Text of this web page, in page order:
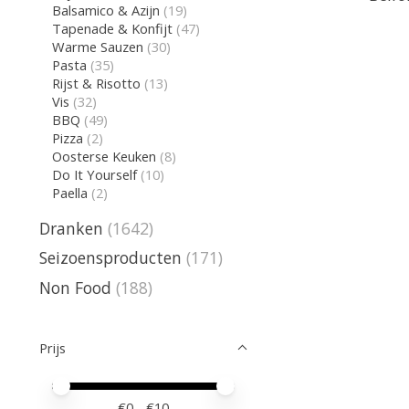
Balsamico & Azijn (19)
Tapenade & Konfijt (47)
Warme Sauzen (30)
Pasta (35)
Rijst & Risotto (13)
Vis (32)
BBQ (49)
Pizza (2)
Oosterse Keuken (8)
Do It Yourself (10)
Paella (2)
Dranken (1642)
Seizoensproducten (171)
Non Food (188)
Prijs
Minimale prijswaarde
Price maximum value